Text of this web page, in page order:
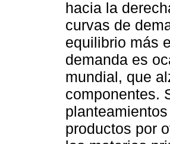
hacia la
curvas de
equilibrio más
demanda es
mundial, que
componentes.
productos por